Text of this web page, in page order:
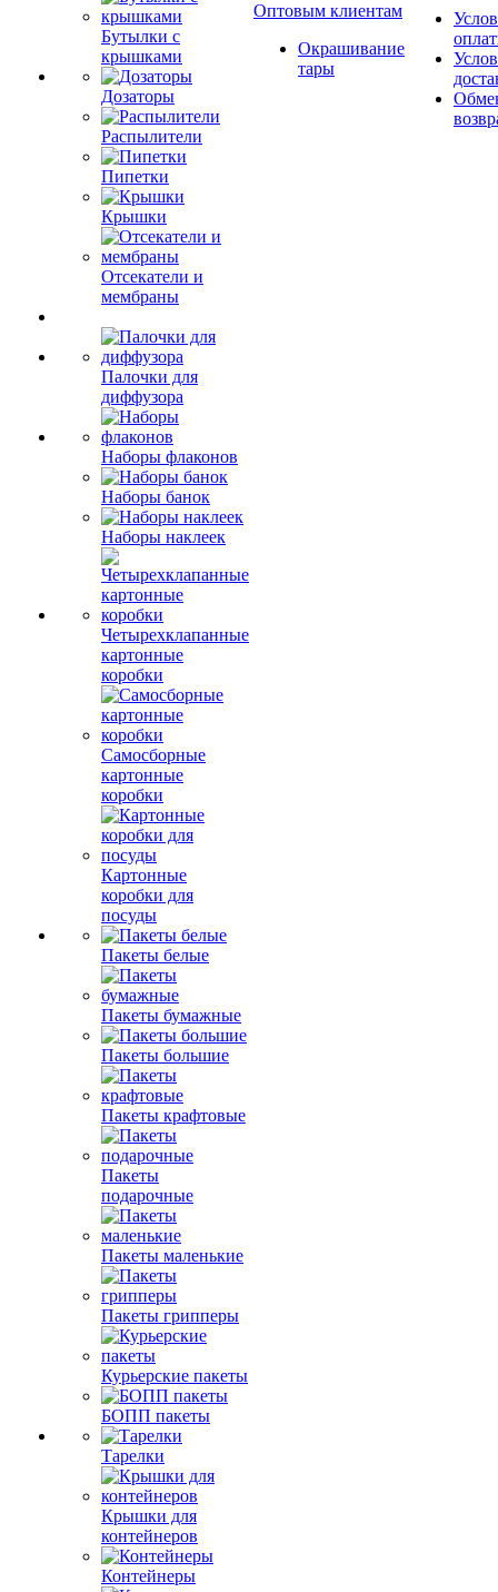
Бутылки с
крышками
Дозаторы
Распылители
Пипетки
Крышки
Отсекатели и
мембраны
Палочки для
диффузора
Наборы флаконов
Наборы банок
Наборы наклеек
Четырехклапанные
картонные
коробки
Самосборные
картонные
коробки
Картонные
коробки для
посуды
Пакеты белые
Пакеты бумажные
Пакеты большие
Пакеты крафтовые
Пакеты
подарочные
Пакеты маленькие
Пакеты грипперы
Курьерские пакеты
БОПП пакеты
Тарелки
Крышки для
контейнеров
Контейнеры
Оптовым клиентам
Окрашивание
тары